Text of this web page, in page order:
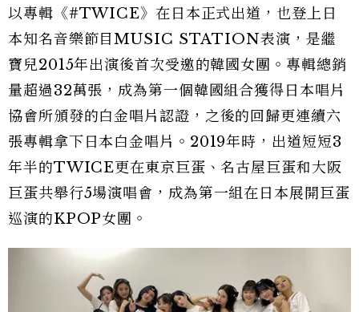
以專輯《#TWICE》在日本正式出道，也登上日
本知名音樂節目MUSIC STATION表演，是繼
寶兒2015年出演後首次受邀的韓國女團。專輯總銷
量超過32萬張，成為第一個韓國組合獲得日本唱片
協會所頒發的白金唱片認證，之後的回歸更連續六
張專輯拿下日本白金唱片。2019年時，出道短短3
年半的TWICE更在東京巨蛋、名古屋巨蛋和大阪
巨蛋共舉行5場演唱會，成為第一組在日本展開巨蛋
巡演的KPOP女團。